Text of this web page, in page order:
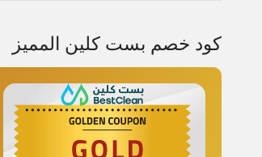
كود خصم بست كلين المميز